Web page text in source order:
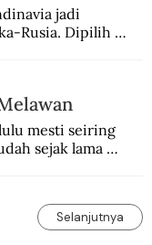
jadi
Rusia. Dipilih
mesti seiring
sejak lama
Selanjutnya